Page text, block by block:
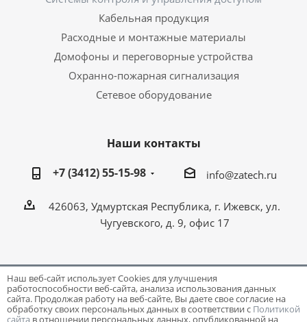
Кабельная продукция
Расходные и монтажные материалы
Домофоны и переговорные устройства
Охранно-пожарная сигнализация
Сетевое оборудование
Наши контакты
+7 (3412) 55-15-98
info@zatech.ru
426063, Удмуртская Республика, г. Ижевск, ул.
Чугуевского, д. 9, офис 17
Разработка и поддержка сайта -Victory
Наш веб-сайт использует Cookies для улучшения
работоспособности веб-сайта, анализа использования данных
сайта. Продолжая работу на веб-сайте, Вы даете свое согласие на
обработку своих персональных данных в соответствии с Политикой
сайта в отношении персональных данных, опубликованной на